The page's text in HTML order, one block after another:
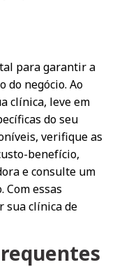
para garantir a
do negócio. Ao
clínica, leve em
do seu
verifique as
benefício,
e consulte um
Com essas
sua clínica de